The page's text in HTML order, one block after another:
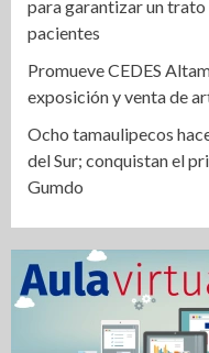
para garantizar un
pacientes
Promueve CEDES
exposición y venta de
Ocho tamaulipecos
del Sur; conquistan el
Gumdo